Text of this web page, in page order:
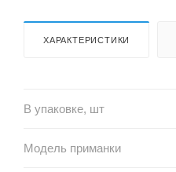
ХАРАКТЕРИСТИКИ
В упаковке, шт
Модель приманки